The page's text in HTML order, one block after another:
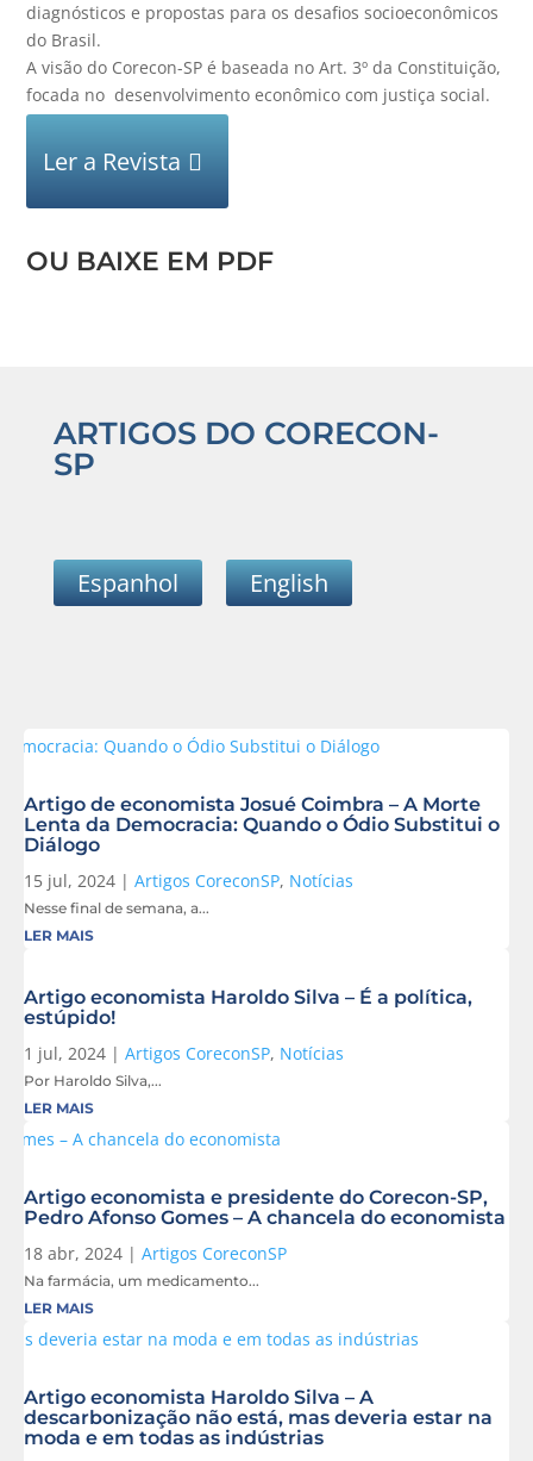
diagnósticos e propostas para os desafios socioeconômicos
do Brasil.
A visão do Corecon-SP é baseada no Art. 3º da Constituição,
focada no desenvolvimento econômico com justiça social.
Ler a Revista
OU BAIXE EM PDF
ARTIGOS DO CORECON-
SP
Espanhol English
Artigo de economista Josué Coimbra – A Morte
Lenta da Democracia: Quando o Ódio Substitui o
Diálogo
15 jul, 2024 | Artigos CoreconSP, Notícias
Nesse final de semana, a...
LER MAIS
Artigo economista Haroldo Silva – É a política,
estúpido!
1 jul, 2024 | Artigos CoreconSP, Notícias
Por Haroldo Silva,...
LER MAIS
Artigo economista e presidente do Corecon-SP,
Pedro Afonso Gomes – A chancela do economista
18 abr, 2024 | Artigos CoreconSP
Na farmácia, um medicamento...
LER MAIS
Artigo economista Haroldo Silva – A
descarbonização não está, mas deveria estar na
moda e em todas as indústrias